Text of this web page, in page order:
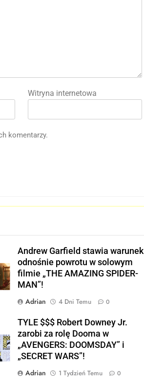
Witryna internetowa
komentarzy.
Andrew Garfield stawia warunek
odnośnie powrotu w solowym
filmie „THE AMAZING SPIDER-
MAN”!
Adrian
4 Dni Temu 0
TYLE $$$ Robert Downey Jr.
zarobi za rolę Dooma w
„AVENGERS: DOOMSDAY” i
„SECRET WARS”!
Adrian
1 Tydzień Temu 0